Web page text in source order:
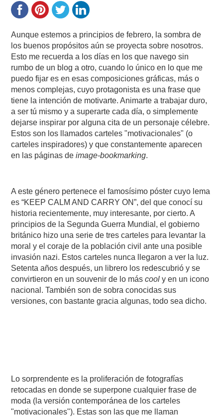
Aunque estemos a principios de febrero, la sombra de
los buenos propósitos aún se proyecta sobre nosotros.
Esto me recuerda a los días en los que navego sin
rumbo de un blog a otro, cuando lo único en lo que me
puedo fijar es en esas composiciones gráficas, más o
menos complejas, cuyo protagonista es una frase que
tiene la intención de motivarte. Animarte a trabajar duro,
a ser tú mismo y a superarte cada día, o simplemente
dejarse inspirar por alguna cita de un personaje célebre.
Estos son los llamados carteles "motivacionales" (o
carteles inspiradores) y que constantemente aparecen
en las páginas deimage-bookmarking.
A este género pertenece el famosísimo póster cuyo lema
es “KEEP CALM AND CARRY ON”, del que conocí su
historia recientemente, muy interesante, por cierto. A
principios de la Segunda Guerra Mundial, el gobierno
británico hizo una serie de tres carteles para levantar la
moral y el coraje de la población civil ante una posible
invasión nazi. Estos carteles nunca llegaron a ver la luz.
Setenta años después, un librero los redescubrió y se
convirtieron en un souvenir de lo máscool y en un icono
nacional. También son de sobra conocidas sus
versiones, con bastante gracia algunas, todo sea dicho.
Lo sorprendente es la proliferación de fotografías
retocadas en donde se superpone cualquier frase de
moda (la versión contemporánea de los carteles
"motivacionales"). Estas son las que me llaman